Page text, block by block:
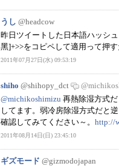
うし @headcow
昨日ツイートした日本語ハッシ
黑]+>>をコピペして適用って押す
2011年07月27日(水) 09:53:19
shiho @shihopy_dct
@michikoshimizu 再熱除湿方式
してます。弱冷房除湿方式だと
確認してみてください～。 http://
2011年08月14日(日) 23:45:10
ギズモード @gizmodojapan